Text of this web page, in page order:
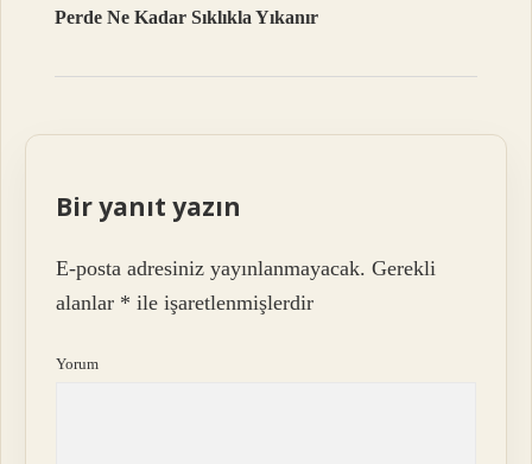
Perde Ne Kadar Sıklıkla Yıkanır
Bir yanıt yazın
E-posta adresiniz yayınlanmayacak. Gerekli
alanlar * ile işaretlenmişlerdir
Yorum